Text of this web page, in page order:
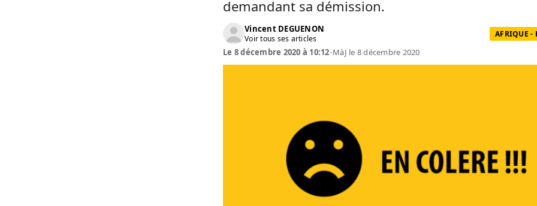
demandant sa démission.
Vincent DEGUENON
Voir tous ses articles AFRIQUE -
Le 8 décembre 2020 à 10:12•MàJ le 8 décembre 2020